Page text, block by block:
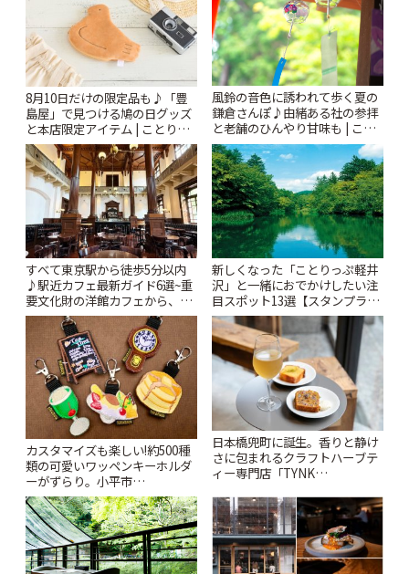
8月10日だけの限定品も♪「豊
島屋」で見つける鳩の日グッズ
と本店限定アイテム | ことりっ
ぷ
風鈴の音色に誘われて歩く夏の
鎌倉さんぽ♪由緒ある社の参拝
と老舗のひんやり甘味も | こと
りっぷ
すべて東京駅から徒歩5分以内
♪駅近カフェ最新ガイド6選~重
要文化財の洋館カフェから、改
札すぐのレトロ喫茶まで~ | こと
りっぷ
新しくなった「ことりっぷ軽井
沢」と一緒におでかけしたい注
目スポット13選【スタンプラリ
ー開催中】 | ことりっぷ
カスタマイズも楽しい!約500種
類の可愛いワッペンキーホルダ
ーがずらり。小平市
「Kimamaya T&K」 | ことりっ
ぷ
日本橋兜町に誕生。香りと静け
さに包まれるクラフトハーブテ
ィー専門店「TYNK